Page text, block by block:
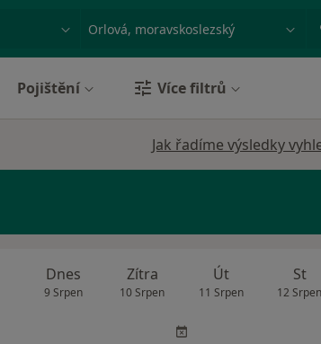
Město nebo region
Pojištění Více filtrů
Jak řadíme výsledky
Dnes
9 Srpen
Zítra
10 Srpen
Út
11 Srpen
St
12 Srpen